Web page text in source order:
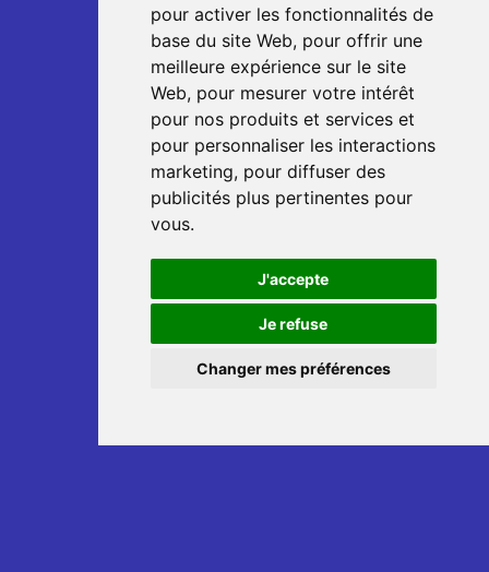
pour activer les fonctionnalités de
base du site Web, pour offrir une
meilleure expérience sur le site
Web, pour mesurer votre intérêt
pour nos produits et services et
pour personnaliser les interactions
marketing, pour diffuser des
publicités plus pertinentes pour
vous.
J'accepte
Je refuse
Changer mes préférences